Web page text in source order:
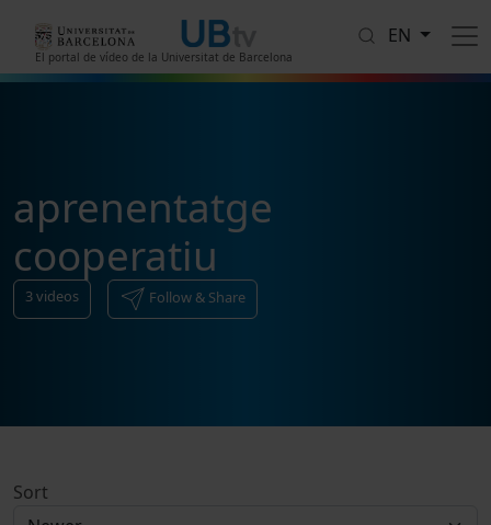
El portal de vídeo de la Universitat de Barcelona
EN
aprenentatge
cooperatiu
3videos Follow & Share
Sort